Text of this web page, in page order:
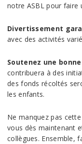
notre ASBL pour faire
Divertissement
avec des activités
Soutenez une
contribuera à des
des fonds récoltés
les enfants.
Ne manquez pas
vous dès maintenant
collègues. Ensemble,